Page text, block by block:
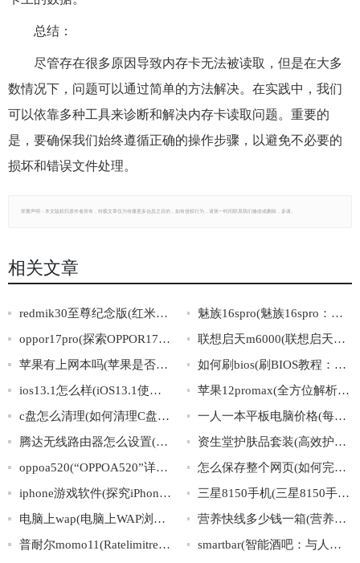
总结：
尽管存在很多原因导致内存卡无法被读取，但是在大多
数情况下，问题可以通过简单的方法解决。在实践中，我们
可以依靠多种工具来诊断和解决内存卡读取问题。重要的
是，要确保我们始终遵循正确的操作步骤，以避免不必要的
损坏和错误文件处理。
郑重声明：本文版权归原作者所有，转载文章仅为传播更多信息之目的，如有侵权行为，请第一时间联系我们修改或删除，多谢。
相关文章
redmik30至尊纪念版(红米K30至尊纪念版：更快、更强，打造极致使用体验！)
魅族16spro(魅族16spro：旗舰手机之选)
oppor17pro(探索OPPOR17Pro的领先科技与卓越表现)
联想启天m6000(联想启天m6000：性能稳定，助你畅玩多媒体)
苹果有上网本吗(苹果是否有推出自家品牌的上网本？)
如何刷bios(刷BIOS教程：完整步骤一网打尽)
ios13.1怎么样(iOS13.1使用体验分享：值不值得升级？)
苹果12promax(全方位解析苹果12ProMax的细节与黑科技)
c盘怎么清理(如何清理C盘：最有效的方法)
一人一本平板电脑价格(每人一部平板电脑，价格大揭秘)
腾达无线路由器怎么设置(如何设置腾达无线路由器)
资生堂护肤品套装(高效护肤，闪亮每一天——资生堂全套护肤品值得拥有)
oppoa520(“OPPOA520”详解：配置、功能、使用心得)
怎么保存整个网页(如何完整保存网页内容)
iphone游戏软件(探究iPhone游戏软件市场：前景、趋势与商业模式)
三星8150手机(三星8150手机的功能详解及评测)
电脑上wap(电脑上WAP浏览器如何设置)
营养快线多少钱一箱(营养快线一箱多少钱？价格揭秘！)
普耐尔momo11(Ratelimitreachedfordefault-gpt-3.5-turboinorganizationorg-mQGBEZsfd3sA
smartbar(智能酒吧：与人工智能共享一杯美酒)